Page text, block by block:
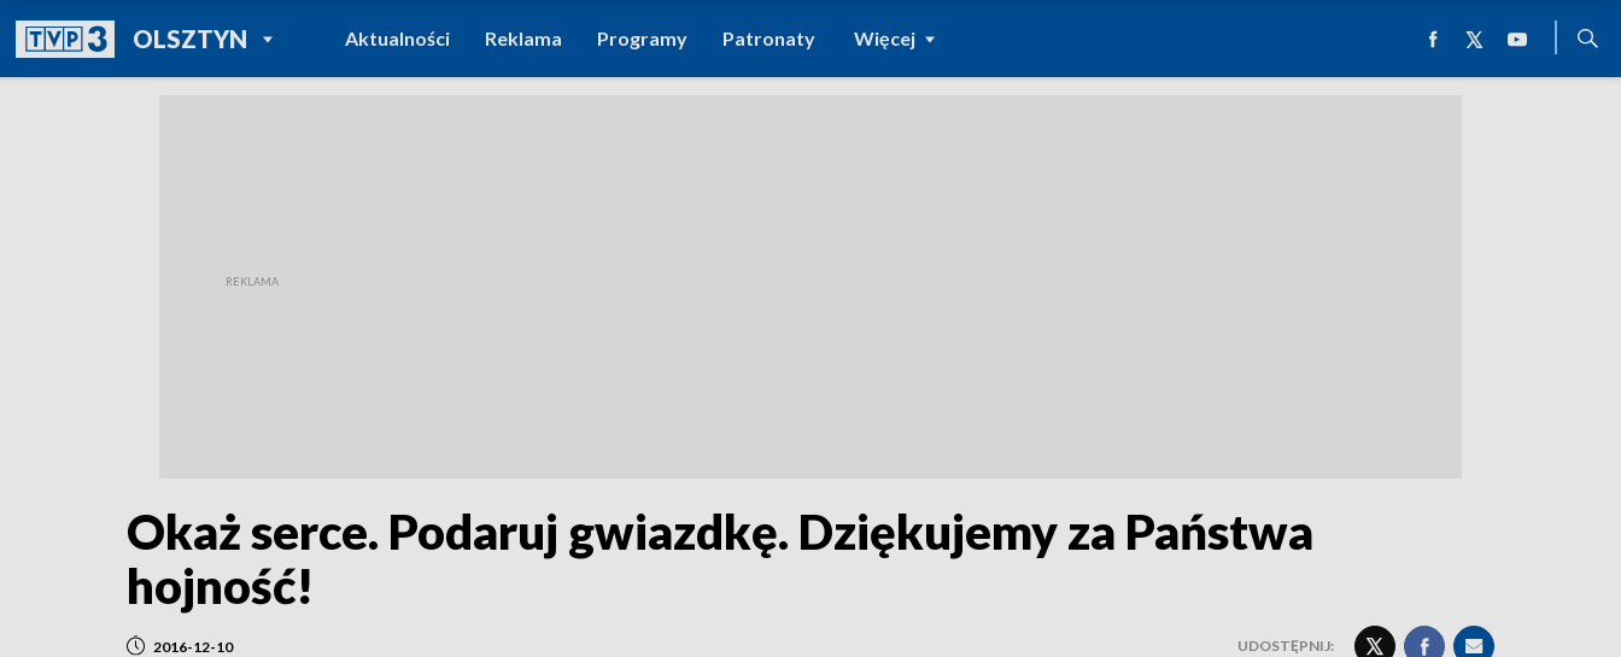
OLSZTYNPOWRÓT DO
TVP REGIONY
Aktualności Reklama Programy Patronaty Więcej
Okaż serce. Podaruj gwiazdkę. Dziękujemy za Państwa
hojność!
2016-12-10 UDOSTĘPNIJ: